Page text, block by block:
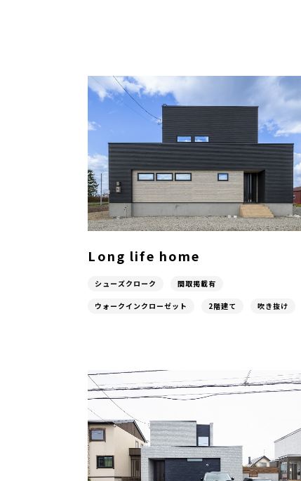
Long life home
シューズクローク 間取掲載有
ウォークインクローゼット 2階建て 吹き抜け